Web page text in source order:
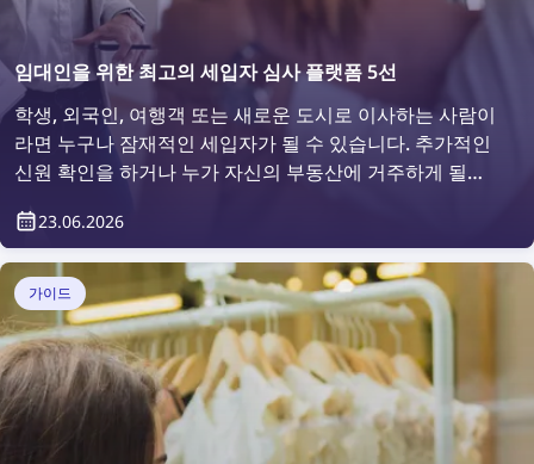
임대인을 위한 최고의 세입자 심사 플랫폼 5선
학생, 외국인, 여행객 또는 새로운 도시로 이사하는 사람이
라면 누구나 잠재적인 세입자가 될 수 있습니다. 추가적인
신원 확인을 하거나 누가 자신의 부동산에 거주하게 될지
게 할 수 있을까요? 세입자 심사 플랫폼을 이용하면 간편
하게 가능합니다.
23.06.2026
가이드